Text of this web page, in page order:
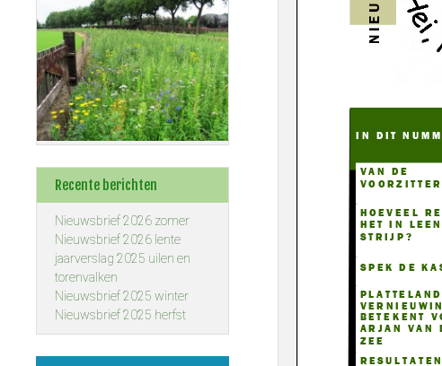
Recente berichten
Nieuwsbrief 2026 zomer
Nieuwsbrief 2026 lente
jaarverslag 2025 uilen en
torenvalken
Nieuwsbrief 2025 winter
Nieuwsbrief 2025 herfst